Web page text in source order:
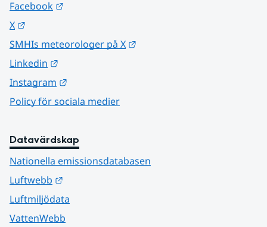
Facebook
X
SMHIs meteorologer på X
Linkedin
Instagram
Policy för sociala medier
Datavärdskap
Nationella emissionsdatabasen
Luftwebb
Luftmiljödata
VattenWebb